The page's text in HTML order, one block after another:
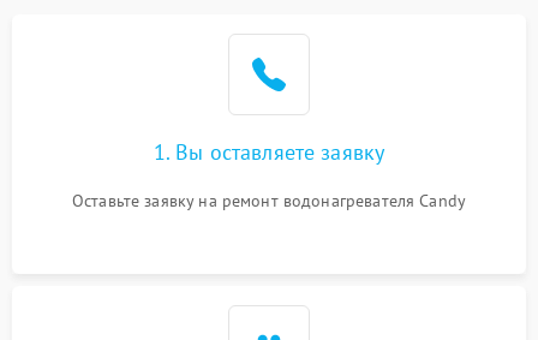
1. Вы оставляете заявку
Оставьте заявку на ремонт водонагревателя Candy